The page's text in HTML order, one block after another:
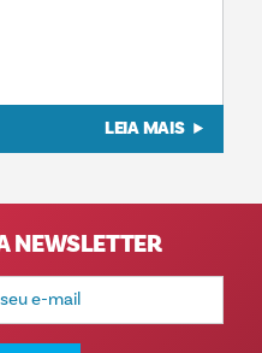
LEIA MAIS
NEWSLETTER